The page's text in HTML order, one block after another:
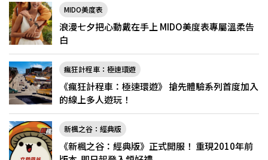
MIDO美度表
浪漫七夕把心動戴在手上 MIDO美度表專屬溫柔告
白
瘋狂計程車：極速環遊
《瘋狂計程車：極速環遊》 搶先體驗系列首度加入
的線上多人遊玩！
新楓之谷：經典版
《新楓之谷：經典版》正式開服！ 重現2010年前